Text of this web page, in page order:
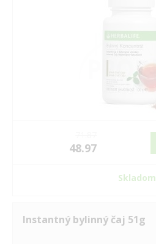
48.97
Skladom
Instantný bylinný čaj 51g